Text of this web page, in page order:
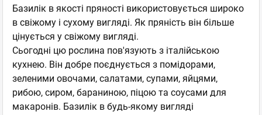
Базилік в якості пряності використовується широко
в свіжому і сухому вигляді. Як пряність він більше
цінується у свіжому вигляді.
Сьогодні цю рослина пов'язують з італійською
кухнею. Він добре поєднується з помідорами,
зеленими овочами, салатами, супами, яйцями,
рибою, сиром, бараниною, піцою та соусами для
макаронів. Базилік в будь-якому вигляді